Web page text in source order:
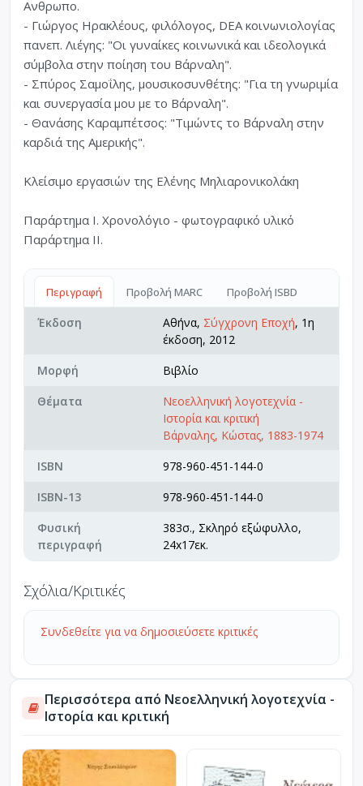
Ανθρωπο.
- Γιώργος Ηρακλέους, φιλόλογος, DEA κοινωνιολογίας
πανεπ. Λιέγης: "Οι γυναίκες κοινωνικά και ιδεολογικά
σύμβολα στην ποίηση του Βάρναλη".
- Σπύρος Σαμοΐλης, μουσικοσυνθέτης: "Για τη γνωριμία
και συνεργασία μου με το Βάρναλη".
- Θανάσης Καραμπέτσος: "Τιμώντς το Βάρναλη στην
καρδιά της Αμερικής".
Κλείσιμο εργασιών της Ελένης Μηλιαρονικολάκη
Παράρτημα Ι. Χρονολόγιο - φωτογραφικό υλικό
Παράρτημα ΙΙ.
Περιγραφή Προβολή MARC Προβολή ISBD
Έκδοση Αθήνα, Σύγχρονη Εποχή, 1η
έκδοση, 2012
Μορφή
Βιβλίο
Θέματα
Νεοελληνική λογοτεχνία -
Ιστορία και κριτική
Βάρναλης, Κώστας, 1883-1974
ISBN
978-960-451-144-0
ISBN-13
978-960-451-144-0
Φυσική
περιγραφή
383σ., Σκληρό εξώφυλλο,
24x17εκ.
Σχόλια/Κριτικές
Συνδεθείτε για να δημοσιεύσετε κριτικές
Περισσότερα από Νεοελληνική λογοτεχνία -
Ιστορία και κριτική